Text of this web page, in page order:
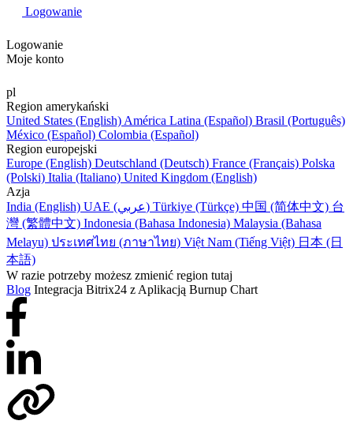
Logowanie
Logowanie
Moje konto
pl
Region amerykański
United States (English) América Latina (Español) Brasil (Português)
México (Español) Colombia (Español)
Region europejski
Europe (English) Deutschland (Deutsch) France (Français) Polska
(Polski) Italia (Italiano) United Kingdom (English)
Azja
India (English)
UAE (عربي) Türkiye (Türkçe) 中国 (简体中文) 台
灣 (繁體中文) Indonesia (Bahasa Indonesia) Malaysia (Bahasa
Melayu) ประเทศไทย (ภาษาไทย) Việt Nam (Tiếng Việt) 日本 (日
本語)
W razie potrzeby możesz zmienić region tutaj
Blog Integracja Bitrix24 z Aplikacją Burnup Chart